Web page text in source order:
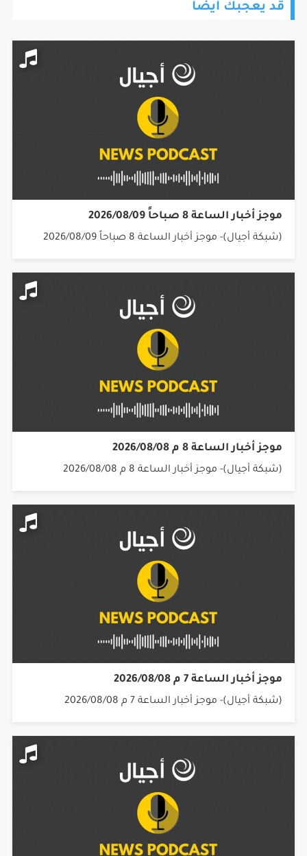
قد يعجبك أيضا
موجز أخبار الساعة 8 صباحاً 2026/08/09
(شبكة أجيال)- موجز أخبار الساعة 8 صباحاً 2026/08/09
موجز أخبار الساعة 8 م 2026/08/08
(شبكة أجيال)- موجز أخبار الساعة 8 م 2026/08/08
موجز أخبار الساعة 7 م 2026/08/08
(شبكة أجيال)- موجز أخبار الساعة 7 م 2026/08/08